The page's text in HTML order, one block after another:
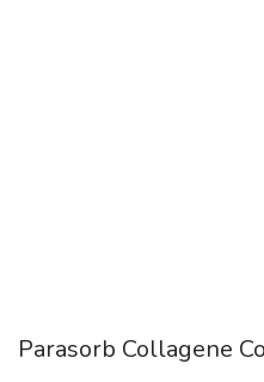
Parasorb Collagene